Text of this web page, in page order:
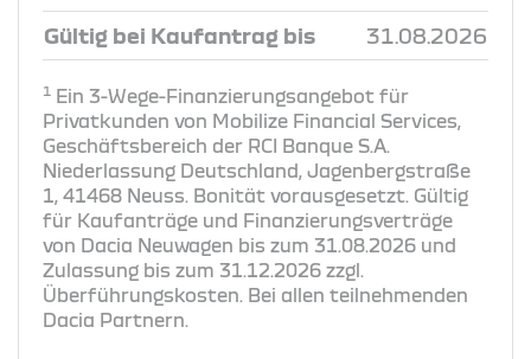
Gültig bei Kaufantrag bis 31.08.2026
1 Ein 3-Wege-Finanzierungsangebot für
Privatkunden von Mobilize Financial Services,
Geschäftsbereich der RCI Banque S.A.
Niederlassung Deutschland, Jagenbergstraße
1, 41468 Neuss. Bonität vorausgesetzt. Gültig
für Kaufanträge und Finanzierungsverträge
von Dacia Neuwagen bis zum 31.08.2026 und
Zulassung bis zum 31.12.2026 zzgl.
Überführungskosten. Bei allen teilnehmenden
Dacia Partnern.